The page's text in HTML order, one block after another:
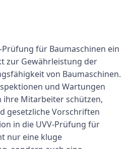
für Baumaschinen ein
zur Gewährleistung der
von Baumaschinen.
und Wartungen
Mitarbeiter schützen,
gesetzliche Vorschriften
in die UVV-Prüfung für
nur eine kluge